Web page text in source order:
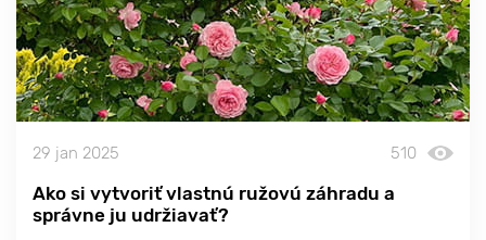
29 jan 2025 510
Ako si vytvoriť vlastnú ružovú záhradu a
správne ju udržiavať?